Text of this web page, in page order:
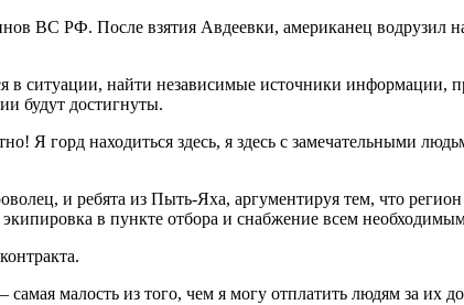
ВС РФ. После взятия Авдеевки, американец водрузил
в ситуации, найти независимые источники информации,
будут достигнуты.
Я горд находиться здесь, я здесь с замечательными
и ребята из Пыть-Яха, аргументируя тем, что регион
в пункте отбора и снабжение всем
малость из того, чем я могу отплатить людям за их